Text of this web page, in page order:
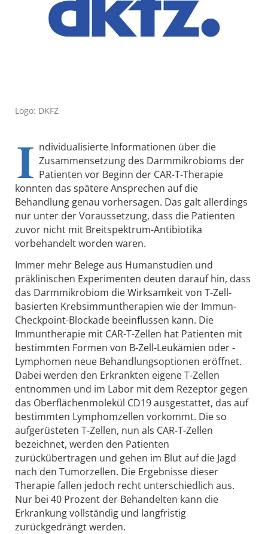
Logo: DKFZ
I ndividualisierte Informationen über die
Zusammensetzung des Darmmikrobioms der
Patienten vor Beginn der CAR-T-Therapie
konnten das spätere Ansprechen auf die
Behandlung genau vorhersagen. Das galt allerdings
nur unter der Voraussetzung, dass die Patienten
zuvor nicht mit Breitspektrum-Antibiotika
vorbehandelt worden waren.
Immer mehr Belege aus Humanstudien und
präklinischen Experimenten deuten darauf hin, dass
das Darmmikrobiom die Wirksamkeit von T-Zell-
basierten Krebsimmuntherapien wie der Immun-
Checkpoint-Blockade beeinflussen kann. Die
Immuntherapie mit CAR-T-Zellen hat Patienten mit
bestimmten Formen von B-Zell-Leukämien oder -
Lymphomen neue Behandlungsoptionen eröffnet.
Dabei werden den Erkrankten eigene T-Zellen
entnommen und im Labor mit dem Rezeptor gegen
das Oberflächenmolekül CD19 ausgestattet, das auf
bestimmten Lymphomzellen vorkommt. Die so
aufgerüsteten T-Zellen, nun als CAR-T-Zellen
bezeichnet, werden den Patienten
zurückübertragen und gehen im Blut auf die Jagd
nach den Tumorzellen. Die Ergebnisse dieser
Therapie fallen jedoch recht unterschiedlich aus.
Nur bei 40 Prozent der Behandelten kann die
Erkrankung vollständig und langfristig
zurückgedrängt werden.